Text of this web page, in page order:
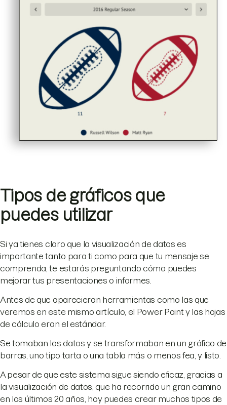
Tipos de gráficos que
puedes utilizar
Si ya tienes claro que la visualización de datos es
importante tanto para ti como para que tu mensaje se
comprenda, te estarás preguntando cómo puedes
mejorar tus presentaciones o informes.
Antes de que aparecieran herramientas como las que
veremos en este mismo artículo, el Power Point y las hojas
de cálculo eran el estándar.
Se tomaban los datos y se transformaban en un gráfico de
barras, uno tipo tarta o una tabla más o menos fea, y listo.
A pesar de que este sistema sigue siendo eficaz, gracias a
la visualización de datos, que ha recorrido un gran camino
en los últimos 20 años, hoy puedes crear muchos tipos de